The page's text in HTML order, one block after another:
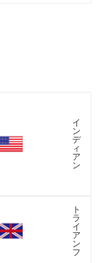
イ
ン
デ
ィ
ア
ン
ト
ラ
イ
ア
ン
フ